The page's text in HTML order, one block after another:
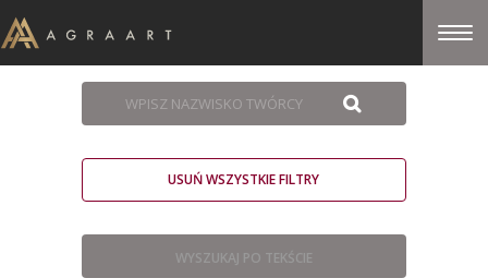
USUŃ WSZYSTKIE FILTRY